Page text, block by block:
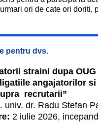
ori de cate ori doriti,
pentru dvs.
straini dupa OUG
angajatorilor si
recrutarii”
univ. dr. Radu Stefan
2 iulie 2026,